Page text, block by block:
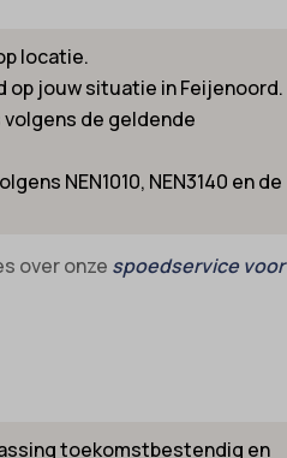
locatie.
jouw situatie in Feijenoord.
de geldende
NEN1010, NEN3140 en de
over onze spoedservice voor
toekomstbestendig en